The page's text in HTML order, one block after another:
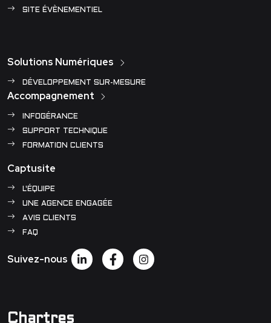
SITE ÉVÈNEMENTIEL
Solutions Numériques
DÉVELOPPEMENT SUR-MESURE
Accompagnement
INFOGÉRANCE
SUPPORT TECHNIQUE
FORMATION CLIENTS
Captusite
L'ÉQUIPE
UNE AGENCE ENGAGÉE
AVIS CLIENTS
FAQ
Suivez-nous
Chartres